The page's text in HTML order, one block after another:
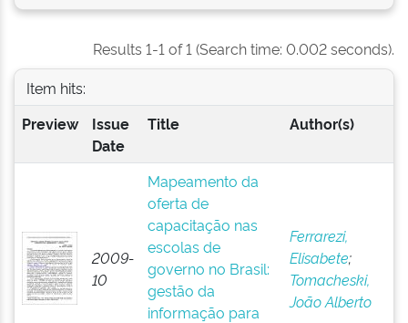
Results 1-1 of 1 (Search time: 0.002 seconds).
Item hits:
Preview
Issue
Date
Title Author(s)
2009-
10
Mapeamento da
oferta de
capacitação nas
escolas de
governo no Brasil:
gestão da
informação para
Ferrarezi,
Elisabete;
Tomacheski,
João Alberto